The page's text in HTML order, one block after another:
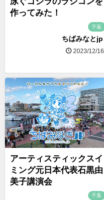
作ってみた！
千葉
ちばみなとjp
2023/12/16
アーティスティックスイ
ミング元日本代表石黒由
美子講演会
千葉